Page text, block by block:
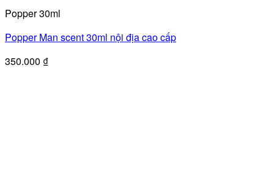
Popper 30ml
Popper Man scent 30ml nội địa cao cấp
350.000 ₫